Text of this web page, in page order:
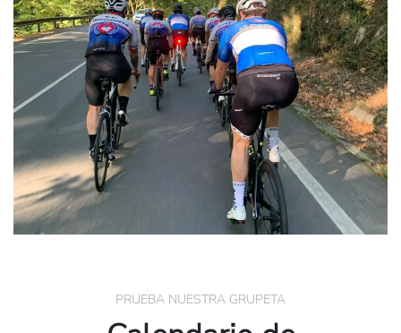
PRUEBA NUESTRA GRUPETA